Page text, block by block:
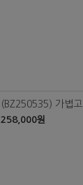
(BZ250535) 가볍
258,000원